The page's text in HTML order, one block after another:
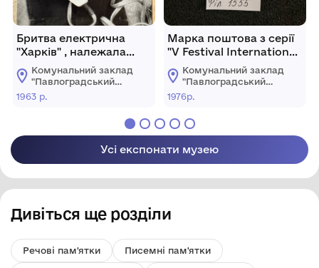
Бритва електрична
"Харків" , належала
Іванову Володимиру
Івановичу ,
колишньому
командиру взводу,
реприсованого у 1937
році за
контрреволюційну
агітацію на 5 років
Комунальний заклад
"Павлоградський
історико-
краєзнавчий музей"
1963 р.
Марка поштова з серії
"V Festival International
de Ballet" з
зображенням сцени з
балету "Аполон
Мусагет". 1976 р.
Комунальний заклад
"Павлоградський
історико-
краєзнавчий музей"
міської ради
1976р.
Усі експонати музею
Дивіться ще розділи
Речові пам'ятки Писемні пам'ятки